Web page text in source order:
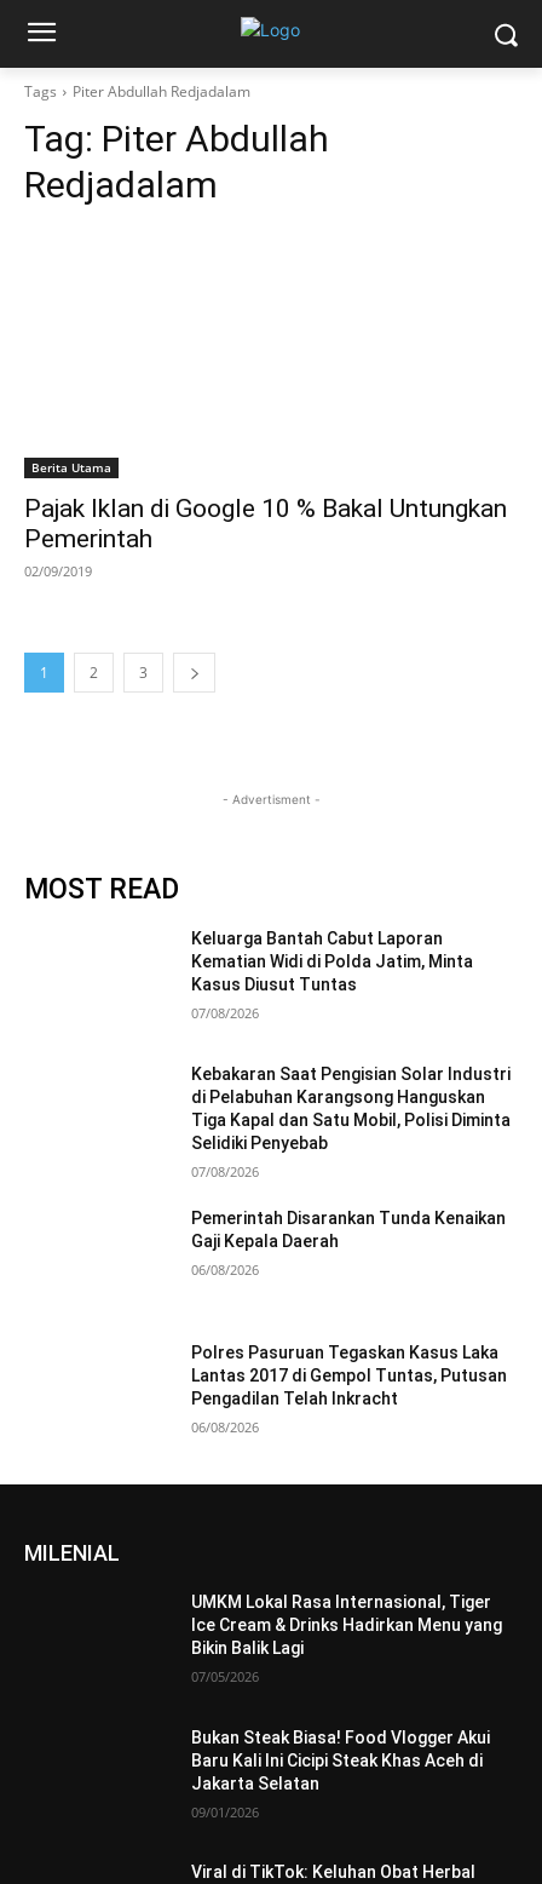
Tags Piter Abdullah Redjadalam
Tag: Piter Abdullah
Redjadalam
Berita Utama
Pajak Iklan di Google 10 % Bakal Untungkan
Pemerintah
02/09/2019
1 2 3
- Advertisment -
MOST READ
Keluarga Bantah Cabut Laporan
Kematian Widi di Polda Jatim, Minta
Kasus Diusut Tuntas
07/08/2026
Kebakaran Saat Pengisian Solar Industri
di Pelabuhan Karangsong Hanguskan
Tiga Kapal dan Satu Mobil, Polisi Diminta
Selidiki Penyebab
07/08/2026
Pemerintah Disarankan Tunda Kenaikan
Gaji Kepala Daerah
06/08/2026
Polres Pasuruan Tegaskan Kasus Laka
Lantas 2017 di Gempol Tuntas, Putusan
Pengadilan Telah Inkracht
06/08/2026
MILENIAL
UMKM Lokal Rasa Internasional, Tiger
Ice Cream & Drinks Hadirkan Menu yang
Bikin Balik Lagi
07/05/2026
Bukan Steak Biasa! Food Vlogger Akui
Baru Kali Ini Cicipi Steak Khas Aceh di
Jakarta Selatan
09/01/2026
Viral di TikTok: Keluhan Obat Herbal